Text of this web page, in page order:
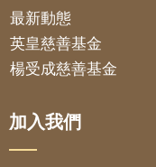
最新動態
英皇慈善基金
楊受成慈善基金
加入我們